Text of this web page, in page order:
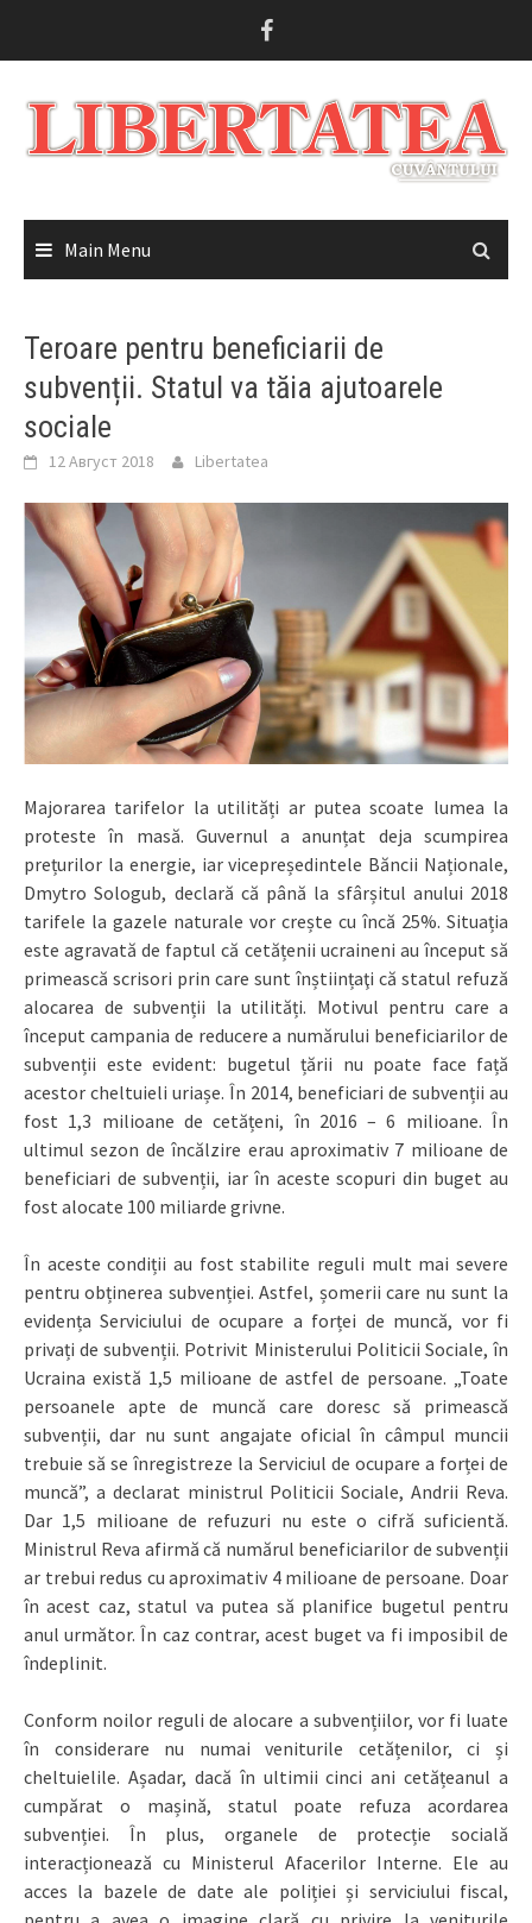
Main Menu
Teroare pentru beneficiarii de
subvenții. Statul va tăia ajutoarele
sociale
12 Август 2018 Libertatea
Majorarea tarifelor la utilități ar putea scoate lumea la
proteste în masă. Guvernul a anunțat deja scumpirea
prețurilor la energie, iar vicepreședintele Băncii Naționale,
Dmytro Sologub, declară că până la sfârșitul anului 2018
tarifele la gazele naturale vor crește cu încă 25%. Situația
este agravată de faptul că cetățenii ucraineni au început să
primească scrisori prin care sunt înștiințaţi că statul refuză
alocarea de subvenții la utilități. Motivul pentru care a
început campania de reducere a numărului beneficiarilor de
subvenții este evident: bugetul țării nu poate face față
acestor cheltuieli uriașe. În 2014, beneficiari de subvenții au
fost 1,3 milioane de cetățeni, în 2016 – 6 milioane. În
ultimul sezon de încălzire erau aproximativ 7 milioane de
beneficiari de subvenții, iar în aceste scopuri din buget au
fost alocate 100 miliarde grivne.
În aceste condiții au fost stabilite reguli mult mai severe
pentru obținerea subvenției. Astfel, șomerii care nu sunt la
evidența Serviciului de ocupare a forței de muncă, vor fi
privați de subvenții. Potrivit Ministerului Politicii Sociale, în
Ucraina există 1,5 milioane de astfel de persoane. „Toate
persoanele apte de muncă care doresc să primească
subvenții, dar nu sunt angajate oficial în câmpul muncii
trebuie să se înregistreze la Serviciul de ocupare a forței de
muncă”, a declarat ministrul Politicii Sociale, Andrii Reva.
Dar 1,5 milioane de refuzuri nu este o cifră suficientă.
Ministrul Reva afirmă că numărul beneficiarilor de subvenții
ar trebui redus cu aproximativ 4 milioane de persoane. Doar
în acest caz, statul va putea să planifice bugetul pentru
anul următor. În caz contrar, acest buget va fi imposibil de
îndeplinit.
Conform noilor reguli de alocare a subvențiilor, vor fi luate
în considerare nu numai veniturile cetățenilor, ci și
cheltuielile. Așadar, dacă în ultimii cinci ani cetățeanul a
cumpărat o mașină, statul poate refuza acordarea
subvenției. În plus, organele de protecție socială
interacționează cu Ministerul Afacerilor Interne. Ele au
acces la bazele de date ale poliției și serviciului fiscal,